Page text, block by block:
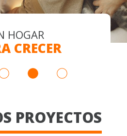
VIDA,
HOGAR
HOGAR
SOÑAR
HOGAR
CRECER
HOGAR
SER FELIZ
PROYECTOS